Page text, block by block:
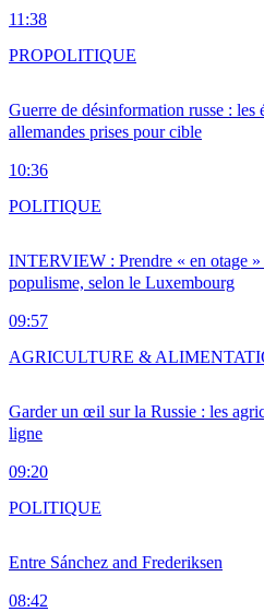
11:38
Guerre de désinformation russe : les
allemandes prises pour cible
10:36
PROPOLITIQUE
INTERVIEW : Prendre « en otage »
populisme, selon le Luxembourg
09:57
POLITIQUE
Garder un œil sur la Russie : les
ligne
09:20
AGRICULTURE &
Entre Sánchez and Frederiksen
08:42
POLITIQUE